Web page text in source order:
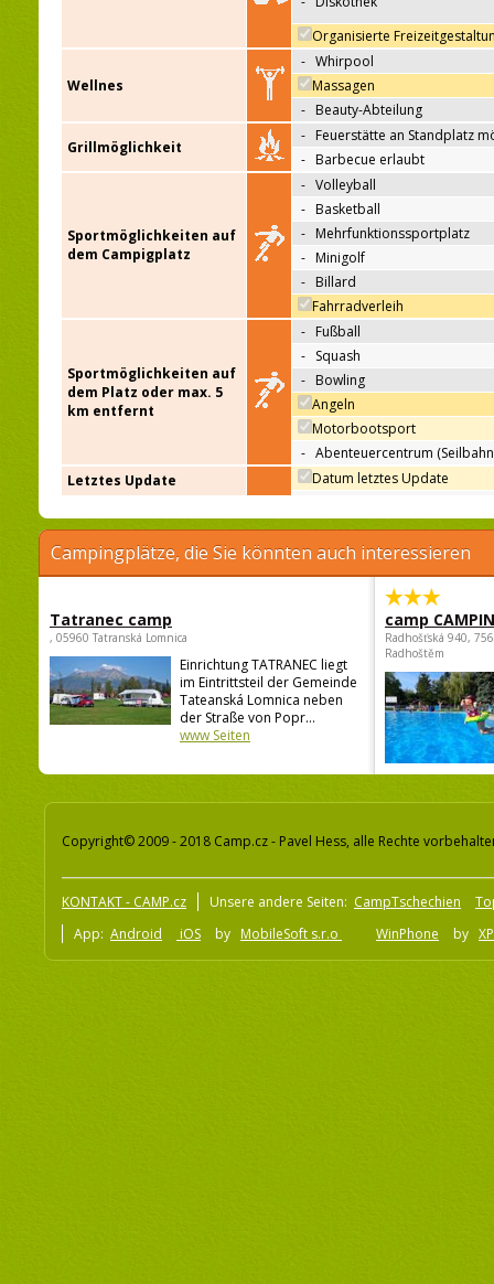
Organisierte
Wellnes
- Whirpool
Massagen
- Beauty-Abteilung
Grillmöglichkeit
- Feuerstätte an Standplatz
- Barbecue erlaubt
Sportmöglichkeiten auf
dem Campigplatz
- Volleyball
- Basketball
- Mehrfunktionssportplatz
- Minigolf
- Billard
Fahrradverleih
Sportmöglichkeiten auf
dem Platz oder max. 5
km entfernt
- Fußball
- Squash
- Bowling
Angeln
Motorbootsport
- Abenteuercentrum
Letztes Update
Datum letztes Update
Campingplätze, die Sie könnten auch interessieren
Tatranec camp
, 05960 Tatranská Lomnica
Einrichtung TATRANEC liegt
im Eintrittsteil der Gemeinde
Tateanská Lomnica neben
der Straße von Popr...
www Seiten
camp
Radhošťská 940,
Radhoštěm
Copyright© 2009 - 2018 Camp.cz - Pavel Hess, alle Rechte
KONTAKT - CAMP.cz Unsere andere Seiten: CampTschechien
App: Android iOS by MobileSoft s.r.o WinPhone by